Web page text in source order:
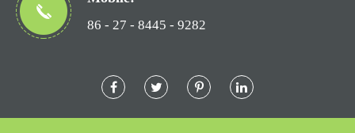
86 - 27 - 8445 - 9282